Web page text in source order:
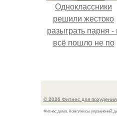
Одноклассники
решили жестоко
разыграть парня -
всё пошло не по
© 2026 Фитнес для похудения
Фитнес дома. Комплексы упражнений,